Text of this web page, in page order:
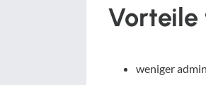
Vorteile
weniger